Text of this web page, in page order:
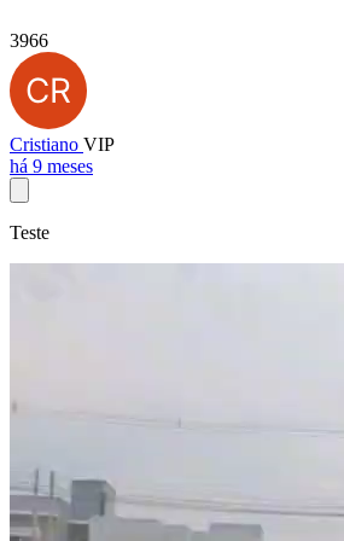
3966
Cristiano VIP
há 9 meses
Teste